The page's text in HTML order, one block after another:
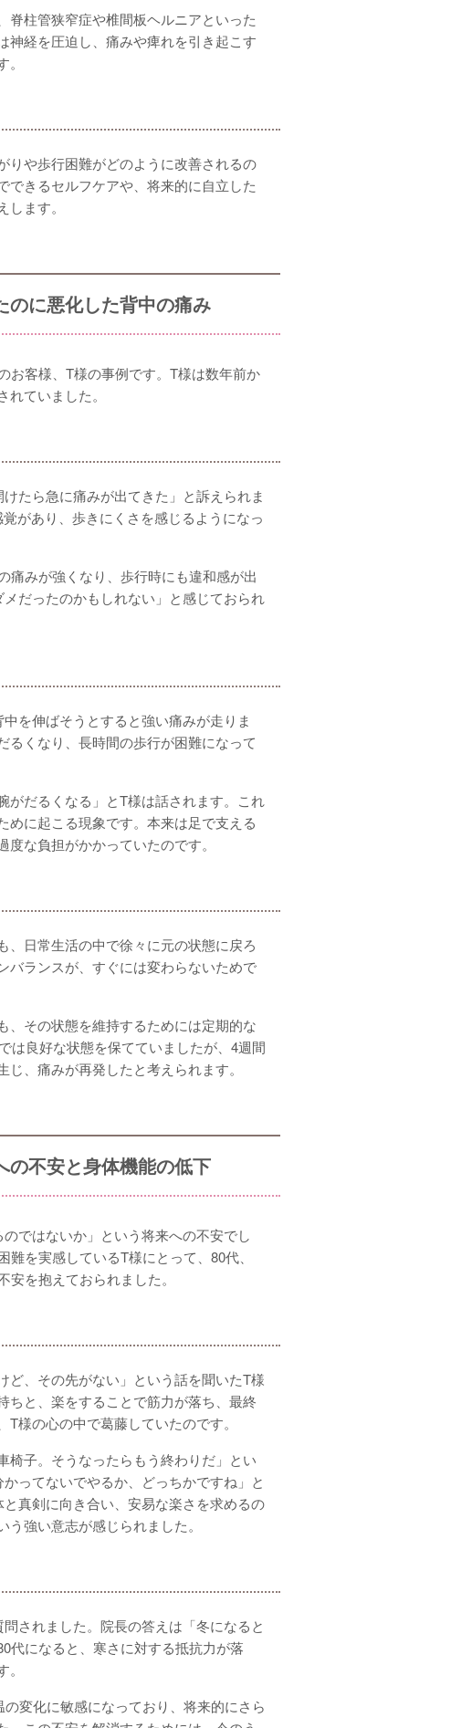
脊柱管狭窄症や椎間板ヘルニアといった
神経を圧迫し、痛みや痺れを引き起こす
りや歩行困難がどのように改善されるの
できるセルフケアや、将来的に自立した
ます。
のに悪化した背中の痛み
お客様、T様の事例です。T様は数年前か
ていました。
たら急に痛みが出てきた」と訴えられま
があり、歩きにくさを感じるようになっ
痛みが強くなり、歩行時にも違和感が出
だったのかもしれない」と感じておられ
を伸ばそうとすると強い痛みが走りま
くなり、長時間の歩行が困難になって
がだるくなる」とT様は話されます。これ
めに起こる現象です。本来は足で支える
な負担がかかっていたのです。
日常生活の中で徐々に元の状態に戻ろ
バランスが、すぐには変わらないためで
、その状態を維持するためには定期的な
は良好な状態を保てていましたが、4週間
、痛みが再発したと考えられます。
の不安と身体機能の低下
ではないか」という将来への不安でし
を実感しているT様にとって、80代、
を抱えておられました。
ど、その先がない」という話を聞いたT様
ちと、楽をすることで筋力が落ち、最終
様の心の中で葛藤していたのです。
椅子。そうなったらもう終わりだ」とい
ってないでやるか、どっちかですね」と
真剣に向き合い、安易な楽さを求めるの
強い意志が感じられました。
されました。院長の答えは「冬になると
代になると、寒さに対する抵抗力が落
変化に敏感になっており、将来的にさら